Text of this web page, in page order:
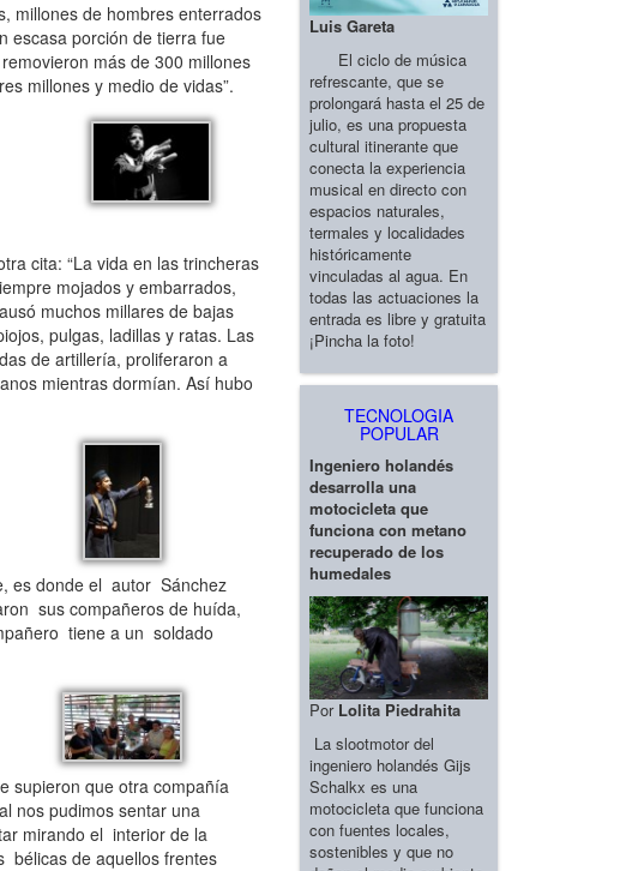
millones de hombres enterrados
escasa porción de tierra fue
más de 300 millones
millones y medio de vidas”.
cita: “La vida en las trincheras
mojados y embarrados,
muchos millares de bajas
pulgas, ladillas y ratas. Las
de artillería, proliferaron a
mientras dormían. Así hubo
es donde el autor Sánchez
sus compañeros de huída,
tiene a un soldado
supieron que otra compañía
nos pudimos sentar una
mirando el interior de la
bélicas de aquellos frentes
Luis Gareta
El ciclo de música
refrescante, que se
prolongará hasta el 25 de
julio, es una propuesta
cultural itinerante que
conecta la experiencia
musical en directo con
espacios naturales,
termales y localidades
históricamente
vinculadas al agua. En
todas las actuaciones la
entrada es libre y gratuita
¡Pincha la foto!
TECNOLOGIA
POPULAR
Ingeniero holandés
desarrolla una
motocicleta que
funciona con metano
recuperado de los
humedales
Por Lolita Piedrahita
La slootmotor del
ingeniero holandés Gijs
Schalkx es una
motocicleta que funciona
con fuentes locales,
sostenibles y que no